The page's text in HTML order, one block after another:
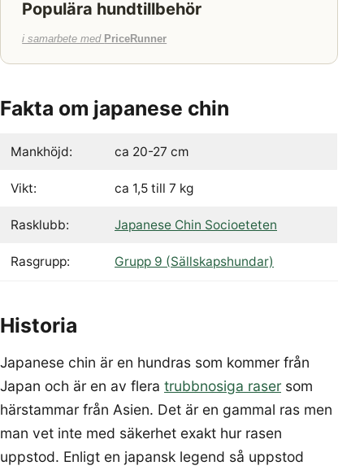
Populära hundtillbehör
i samarbete med PriceRunner
Fakta om japanese chin
Mankhöjd: ca 20-27 cm
Vikt: ca 1,5 till 7 kg
Rasklubb: Japanese Chin Socioeteten
Rasgrupp: Grupp 9 (Sällskapshundar)
Historia
Japanese chin är en hundras som kommer från
Japan och är en av flera trubbnosiga raser som
härstammar från Asien. Det är en gammal ras men
man vet inte med säkerhet exakt hur rasen
uppstod. Enligt en japansk legend så uppstod